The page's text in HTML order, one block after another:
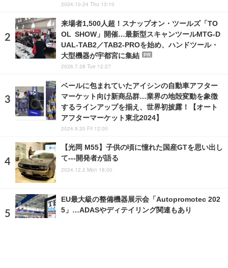
2024.10.24 Thu 13:10
来場者1,500人超！スナップオン・ツールズ「TO
OL SHOW」開催…最新型スキャンツールMTG-D
UAL-TAB2／TAB2-PROを始め、ハンドツール・
大型機器が宇都宮に集結
PR
2026.7.28 Tue 12:27
ベールに包まれていたアイシンの自動車アフター
マーケット向け新商品群…業界の地殻変動を象徴
するラインアップを揃え、世界初披露！【オート
アフターマーケット東北2024】
2024.9.20 Fri 12:00
【光岡 M55】子供の頃に憧れた国産GTを思い出し
て---開発者が語る
2024.12.2 Mon 18:00
EU最大級の整備機器展示会「Autopromotec 202
5」…ADASやディテイリング関連もあり